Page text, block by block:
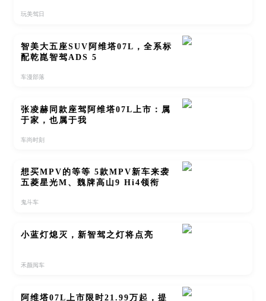
玩美驾日
智美大五座SUV阿维塔07L，全系标
配乾崑智驾ADS 5
车漫部落
张凌赫同款座驾阿维塔07L上市：属
于家，也属于我
车尚时刻
想买MPV的等等 5款MPV新车来袭
五菱星光M、魏牌高山9 Hi4领衔
鬼斗车
小蓝灯熄灭，新智驾之灯将点亮
禾颜阅车
阿维塔07L上市限时21.99万起，提